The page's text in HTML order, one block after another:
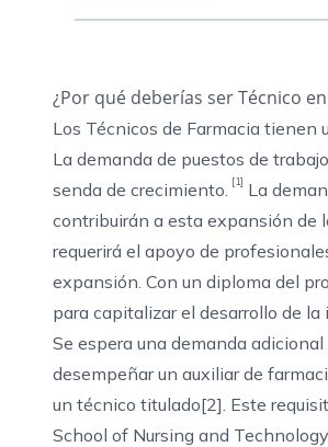
¿Por qué deberías ser Técnico
Los Técnicos de Farmacia tienen
La demanda de puestos de
senda de crecimiento. [1] La
contribuirán a esta expansión de
requerirá el apoyo de
expansión. Con un diploma del
para capitalizar el desarrollo de
Se espera una demanda
desempeñar un auxiliar de
un técnico titulado[2]. Este
School of Nursing and